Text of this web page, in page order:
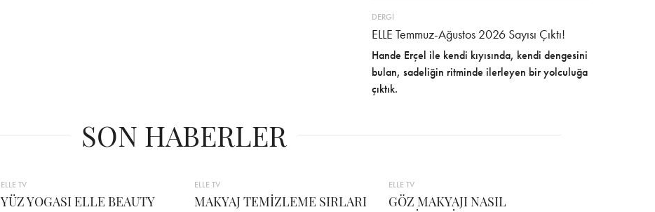
DERGİ
ELLE Temmuz-Ağustos 2026 Sayısı Çıktı!
Hande Erçel ile kendi kıyısında, kendi dengesini
bulan, sadeliğin ritminde ilerleyen bir yolculuğa
çıktık.
SON HABERLER
ELLE TV
YÜZ YOGASI ELLE BEAUTY
ELLE TV
MAKYAJ TEMİZLEME SIRLARI
ELLE TV
GÖZ MAKYAJI NASIL